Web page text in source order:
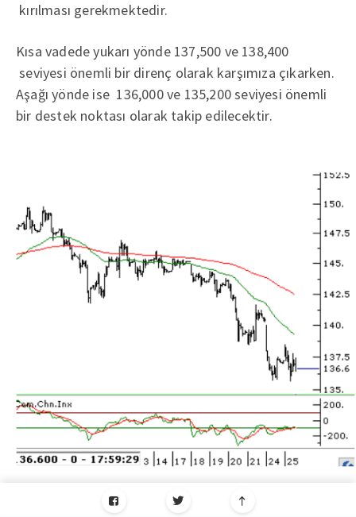
kırılması gerekmektedir.
Kısa vadede yukarı yönde 137,500 ve 138,400
seviyesi önemli bir direnç olarak karşımıza çıkarken.
Aşağı yönde ise 136,000 ve 135,200 seviyesi önemli
bir destek noktası olarak takip edilecektir.